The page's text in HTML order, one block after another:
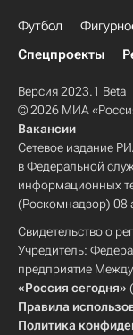
Футбол
Спецпроекты
Версия 2023.1 Beta
© 2026 МИА
Вакансии
Сетевое издание
в Федеральной
информационных
(Роскомнадзор) 08
Свидетельство о
Учредитель:
предприятие
«Россия сегодня»
Правила
Политика